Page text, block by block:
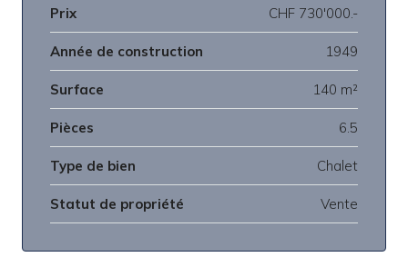
Prix CHF 730'000.-
Année de construction 1949
Surface 140 m²
Pièces 6.5
Type de bien Chalet
Statut de propriété Vente